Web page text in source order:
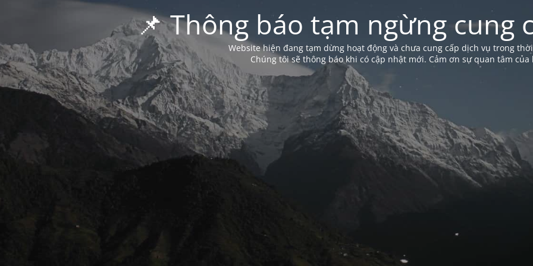
📌 Thông báo tạm ngừng cung
Website hiện đang tạm dừng hoạt động và chưa cung cấp dịch vụ trong
Chúng tôi sẽ thông báo khi có cập nhật mới. Cảm ơn sự quan tâm của